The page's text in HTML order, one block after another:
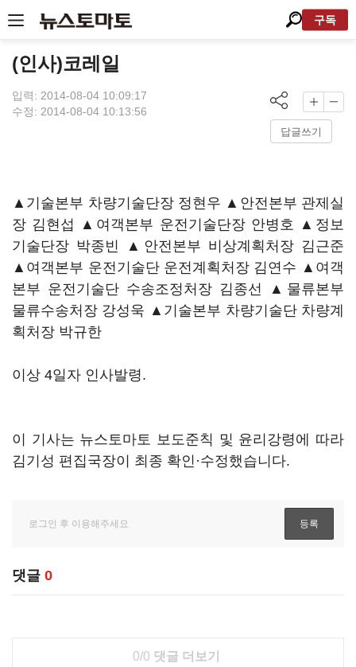
구독
(인사)코레일
입력: 2014-08-04 10:09:17
수정: 2014-08-04 10:13:56
답글쓰기
▲기술본부 차량기술단장 정현우 ▲안전본부 관제실
장 김현섭 ▲여객본부 운전기술단장 안병호 ▲정보
기술단장 박종빈 ▲안전본부 비상계획처장 김근준
▲여객본부 운전기술단 운전계획처장 김연수 ▲여객
본부 운전기술단 수송조정처장 김종선 ▲물류본부
물류수송처장 강성욱 ▲기술본부 차량기술단 차량계
획처장 박규한
이상 4일자 인사발령.
이 기사는 뉴스토마토 보도준칙 및 윤리강령에 따라
김기성 편집국장이 최종 확인·수정했습니다.
댓글 0
0/0 댓글 더보기